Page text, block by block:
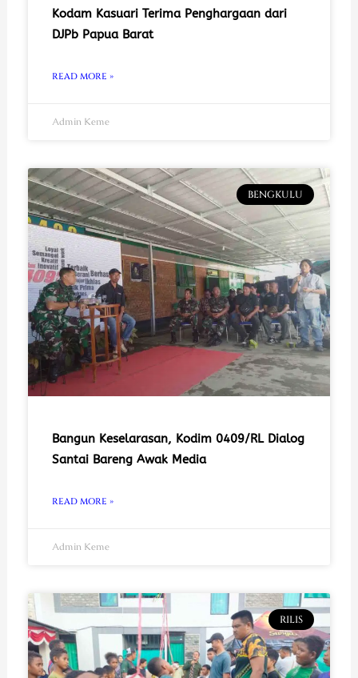
Kodam Kasuari Terima Penghargaan dari
DJPb Papua Barat
READ MORE »
Admin Keme
BENGKULU
Bangun Keselarasan, Kodim 0409/RL Dialog
Santai Bareng Awak Media
READ MORE »
Admin Keme
RILIS